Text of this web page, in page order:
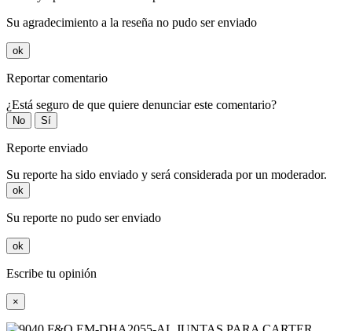
Su agradecimiento a la reseña no pudo ser enviado
ok
Reportar comentario
¿Está seguro de que quiere denunciar este comentario?
No Sí
Reporte enviado
Su reporte ha sido enviado y será considerada por un moderador.
ok
Su reporte no pudo ser enviado
ok
Escribe tu opinión
×